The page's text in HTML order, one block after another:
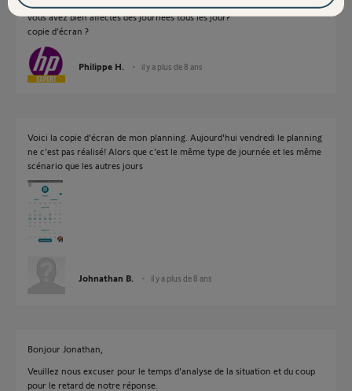
vous avez bien affectés des journées tous les jour?
copie d’écran ?
Philippe H. il y a plus de 8 ans
Voici la copie d'écran de mon planning. Aujourd'hui vendredi le planning
ne c'est pas réalisé! Alors que c'est le même type de journée et les même
scénario que les autres jours
Johnathan B. il y a plus de 8 ans
Bonjour Jonathan,
Veuillez nous excuser pour le temps d'analyse de la situation et du coup
pour le retard de notre réponse.